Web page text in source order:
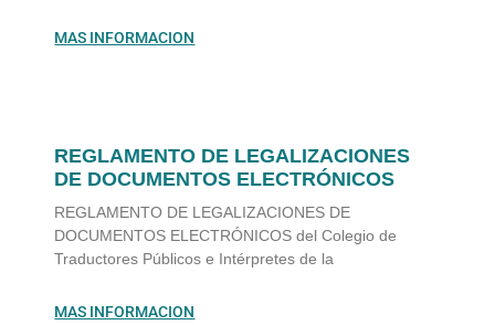
MAS INFORMACION
REGLAMENTO DE LEGALIZACIONES
DE DOCUMENTOS ELECTRÓNICOS
REGLAMENTO DE LEGALIZACIONES DE
DOCUMENTOS ELECTRÓNICOS del Colegio de
Traductores Públicos e Intérpretes de la
MAS INFORMACION